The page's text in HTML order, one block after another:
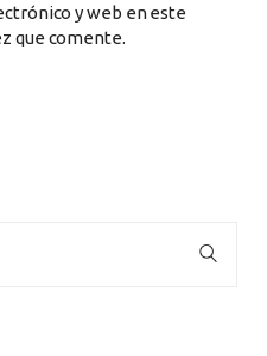
y web en este
que comente.